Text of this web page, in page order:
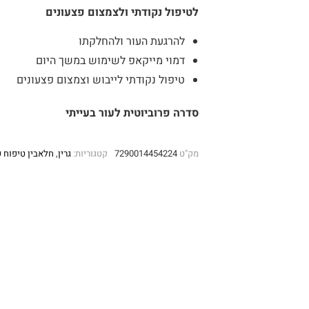
לטיפול נקודתי ולצמצום פצעונים
להרגעת העור ולהחלקתו
דמוי מייקאפ לשימוש במשך היום
טיפול נקודתי לייבוש וצמצום פצעונים
סדרה פרוביוטית לעור בעייתי
מק"ט 7290014454224 קטגוריות: גרין, חלאבין טיפוח